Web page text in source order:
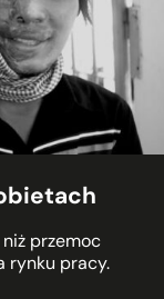
przemoc
rynku pracy.